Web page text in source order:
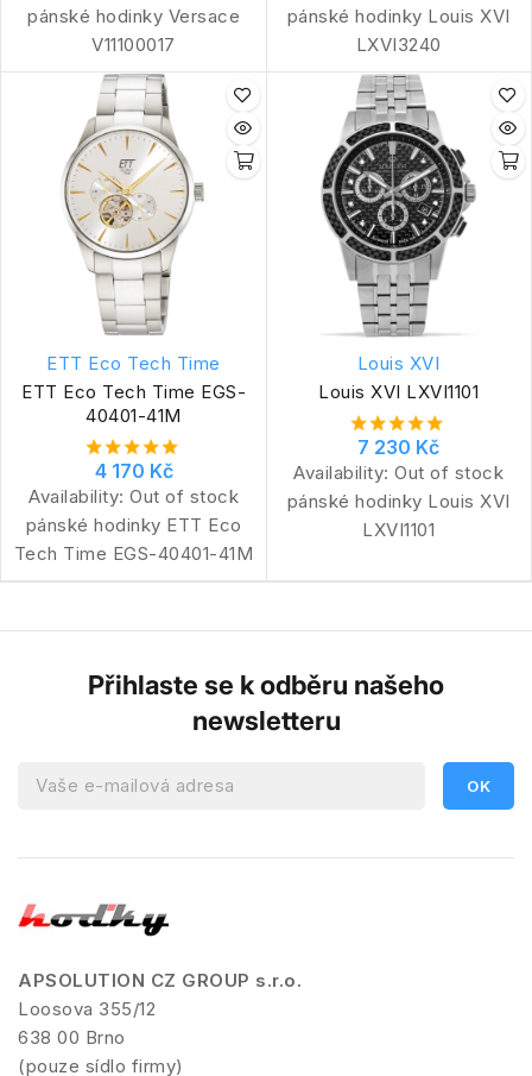
pánské hodinky Versace
V11100017
pánské hodinky Louis XVI
LXVI3240
ETT Eco Tech Time
ETT Eco Tech Time EGS-
40401-41M
4 170 Kč
Availability: Out of stock
pánské hodinky ETT Eco
Tech Time EGS-40401-41M
Louis XVI
Louis XVI LXVI1101
7 230 Kč
Availability: Out of stock
pánské hodinky Louis XVI
LXVI1101
Přihlaste se k odběru našeho
newsletteru
APSOLUTION CZ GROUP s.r.o.
Loosova 355/12
638 00 Brno
(pouze sídlo firmy)